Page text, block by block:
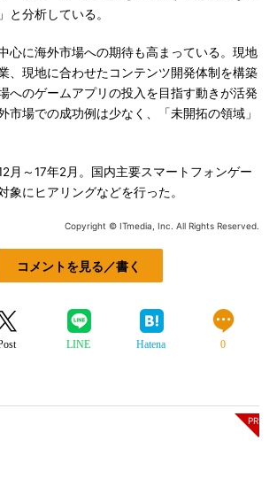
と分析している。
心に海外市場への期待も高まっている。現地
、現地に合わせたコンテンツ開発体制を構築
へのゲームアプリの投入を目指す動きが活発
市場での成功例は少なく、「未開拓の領域」
月～17年2月。国内主要スマートフォンゲー
象にヒアリングなどを行った。
Copyright © ITmedia, Inc. All Rights Reserved.
コメントを見る／書く
LINE Hatena 0